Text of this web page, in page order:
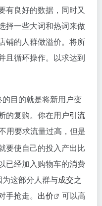
有良好的数据，同时又
择一些大词和热词来做
铺的人群做溢价。将所
且循环操作。以求达到
目的就是将新用户变
的复购。你在用户引流
用要求流量过高，但是
要使自己的投入产出比
已经加入购物车的消费
这部分人群与成交之
抢走。 出价
可以高